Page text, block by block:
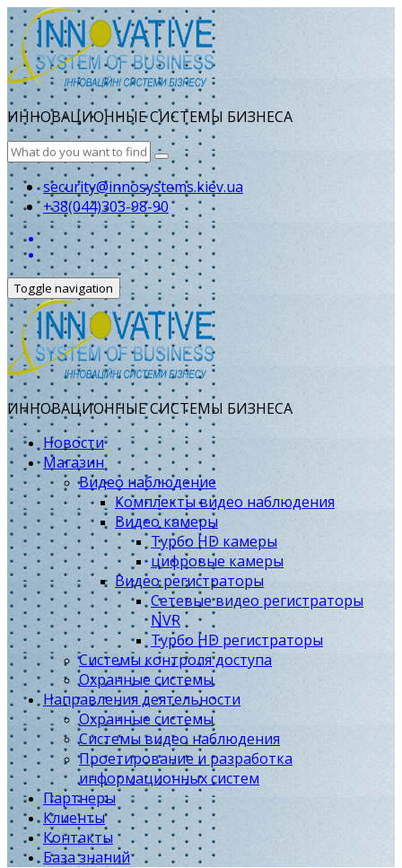
ИННОВАЦИОННЫЕ СИСТЕМЫ БИЗНЕСА
security@innosystems.kiev.ua
+38(044)303-98-90
Toggle navigation
ИННОВАЦИОННЫЕ СИСТЕМЫ БИЗНЕСА
Новости
Магазин
Видео наблюдение
Комплекты видео наблюдения
Видео камеры
Турбо HD камеры
цифровые камеры
Видео регистраторы
Сетевые видео регистраторы
NVR
Турбо HD регистраторы
Системы контроля доступа
Охранные системы
Направления деятельности
Охранные системы
Системы видео наблюдения
Проетирование и разработка
информационных систем
Партнеры
Клиенты
Контакты
База знаний